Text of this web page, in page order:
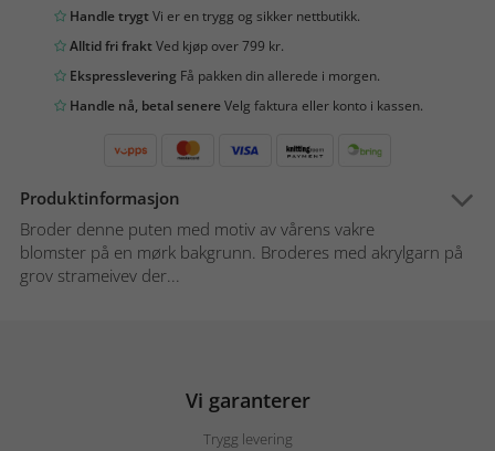
Handle trygtVi er en trygg og sikker nettbutikk.
Alltid fri fraktVed kjøp over 799 kr.
Ekspresslevering Få pakken din allerede i morgen.
Handle nå, betal senereVelg faktura eller konto i kassen.
Produktinformasjon
Broder denne puten med motiv av vårens vakre
blomster på en mørk bakgrunn. Broderes med akrylgarn på
grov strameivev der...
Vi garanterer
Trygg levering